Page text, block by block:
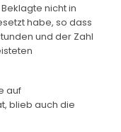
nicht in
habe, so dass
und der Zahl
auf
blieb auch die